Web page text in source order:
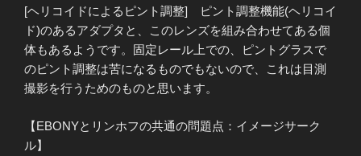
[ヘリコイドによるピント調整] ピント調整機能(ヘリコイ
ド)のあるアダプタと、このレンズを組み合わせてある個
体もあるようです。固定レール上での、ピントグラスで
のピント調整は苦になるものでもないので、これは目測
撮影を行うためのものと思います。
【EBONYとリンホフの共通の問題点：イメージサーク
ル】